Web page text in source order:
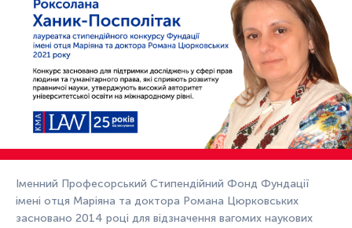
Іменний Професорський Стипендійний Фонд Фундації
імені отця Маріяна та доктора Романа Цюрковських
засновано 2014 році для відзначення вагомих наукових